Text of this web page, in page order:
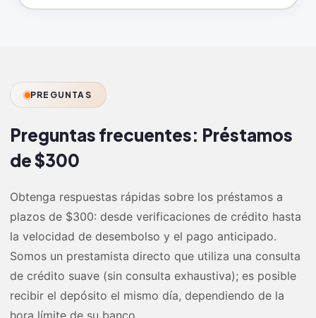
PREGUNTAS
Preguntas frecuentes: Préstamos
de $300
Obtenga respuestas rápidas sobre los préstamos a
plazos de $300: desde verificaciones de crédito hasta
la velocidad de desembolso y el pago anticipado.
Somos un prestamista directo que utiliza una consulta
de crédito suave (sin consulta exhaustiva); es posible
recibir el depósito el mismo día, dependiendo de la
hora límite de su banco.